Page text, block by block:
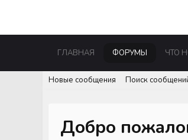
ГЛАВНАЯ ФОРУМЫ ЧТО
Новые сообщения Поиск
Добро